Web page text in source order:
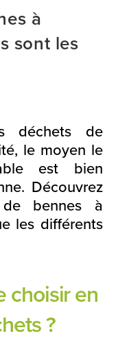
à
sont les
déchets de
le moyen le
est bien
Découvrez
bennes à
les différents
choisir en
?